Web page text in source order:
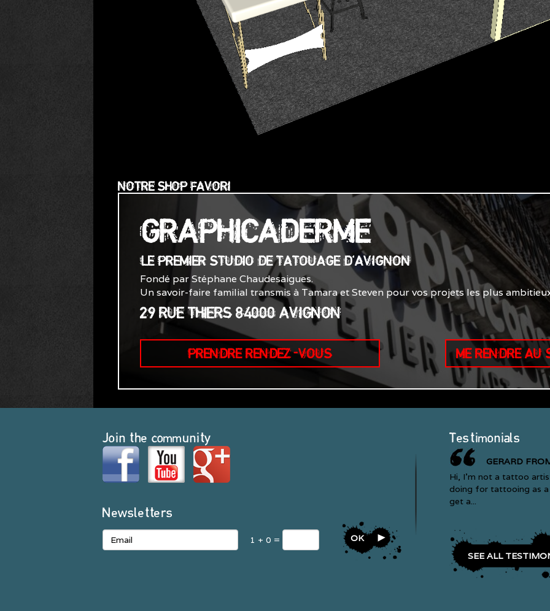
NOTRE SHOP FAVORI
GRAPHICADERME
LE PREMIER STUDIO DE TATOUAGE D'AVIGNON
Fondé par Stéphane Chaudesaigues.
Un savoir-faire familial transmis à Tamara et Steven pour vos projets les plus
29 RUE THIERS 84000 AVIGNON
PRENDRE RENDEZ-VOUS ME RENDRE AU
Join the community
Newsletters
1 + 0 = OK
Testimonials
GERARD
Hi, I’m not a tattoo
doing for tattooing as a
get a...
SEE ALL